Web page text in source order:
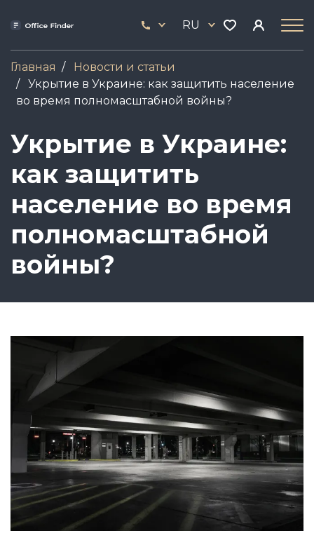
содержанию
444
17
RU
Главная
Новости и статьи
Укрытие в Украине: как защитить население
во время полномасштабной войны?
Укрытие в Украине:
как защитить
население во время
полномасштабной
войны?